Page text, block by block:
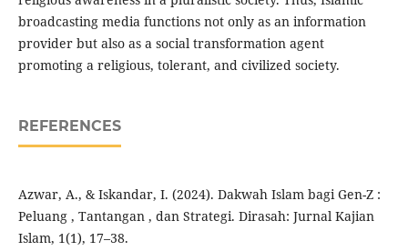
broadcasting media functions not only as an information
provider but also as a social transformation agent
promoting a religious, tolerant, and civilized society.
REFERENCES
Azwar, A., & Iskandar, I. (2024). Dakwah Islam bagi Gen-Z :
Peluang , Tantangan , dan Strategi. Dirasah: Jurnal Kajian
Islam, 1(1), 17–38.